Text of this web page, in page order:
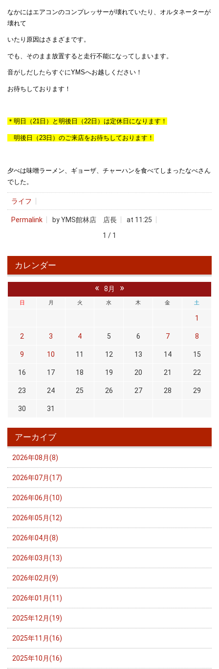
なかにはエアコンのコンプレッサーが壊れていたり、オルタネーターが
壊れて
いたり原因はさまざまです。
でも、そのまま放置すると走行不能になってしまいます。
音がしだしたらすぐにYMSへお越しください！
お待ちしております！
＊明日（21日）と明後日（22日）は定休日になります！
明後日（23日）のご来店をお待ちしております！
夕べは味噌ラーメン、ギョーザ、チャーハンを食べてしまったなべさん
でした。
ライフ
Permalink by YMS館林店 店長
at 11:25
1 / 1
カレンダー
« 8月 »
日 月 火 水 木 金 土
1
2 3 4 5 6 7 8
9 10 11 12 13 14 15
16 17 18 19 20 21 22
23 24 25 26 27 28 29
30 31
アーカイブ
2026年08月(8)
2026年07月(17)
2026年06月(10)
2026年05月(12)
2026年04月(8)
2026年03月(13)
2026年02月(9)
2026年01月(11)
2025年12月(19)
2025年11月(16)
2025年10月(16)